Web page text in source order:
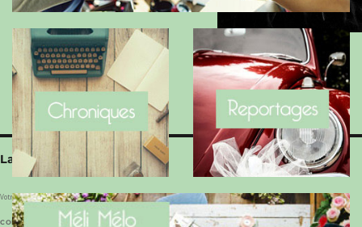
Laisser un commentaire
Votre adresse e-mail ne sera pas publiée.Les champs obligatoires sont indiqués avec*
COMMENTAIRE